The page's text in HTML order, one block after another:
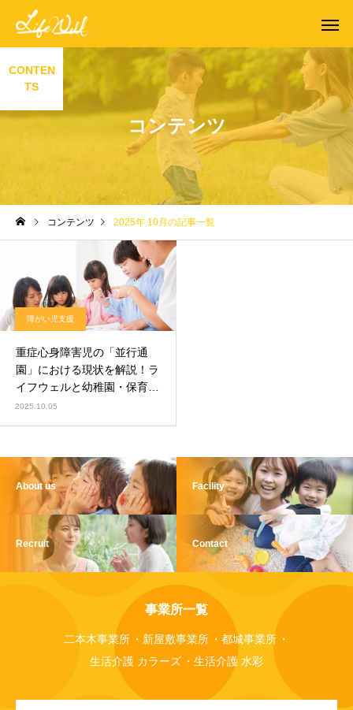
コンテンツ
CONTEN
TS
コンテンツ 2025年 10月の記事一覧
障がい児支援
重症心身障害児の「並行通
園」における現状を解説！ラ
イフウェルと幼稚園・保育園
の関わりもご紹介
2025.10.05
About us Facility
Recruit Contact
事業所一覧
二本木事業所 新屋敷事業所
都城事業所
生活介護 カラーズ
生活介護 水彩